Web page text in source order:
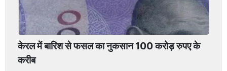
केरल में बारिश से फसल का नुकसान 100 करोड़ रुपए के
करीब